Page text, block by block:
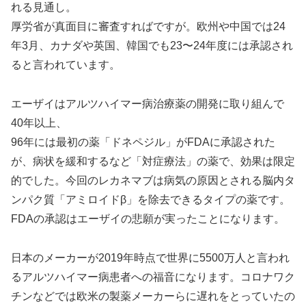
れる見通し。
厚労省が真面目に審査すればですが。欧州や中国では24
年3月、カナダや英国、韓国でも23〜24年度には承認され
ると言われています。
エーザイはアルツハイマー病治療薬の開発に取り組んで
40年以上、
96年には最初の薬「ドネペジル」がFDAに承認された
が、病状を緩和するなど「対症療法」の薬で、効果は限定
的でした。今回のレカネマブは病気の原因とされる脳内タ
ンパク質「アミロイドβ」を除去できるタイプの薬です。
FDAの承認はエーザイの悲願が実ったことになります。
日本のメーカーが2019年時点で世界に5500万人と言われ
るアルツハイマー病患者への福音になります。コロナワク
チンなどでは欧米の製薬メーカーらに遅れをとっていたの